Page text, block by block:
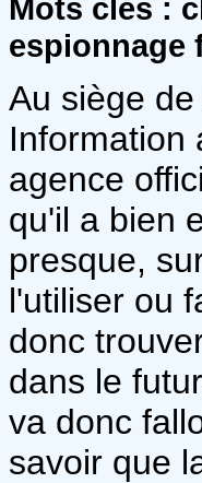
Mots clés :
espionnage
Au siège
Information
agence
qu'il a bien
presque,
l'utiliser ou
donc
dans le
va donc
savoir que